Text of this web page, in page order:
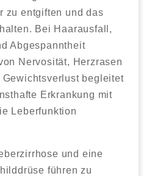
zu entgiften und das
Bei Haarausfall,
Abgespanntheit
Nervosität, Herzrasen
begleitet
Erkrankung mit
Leberfunktion
und eine
führen zu